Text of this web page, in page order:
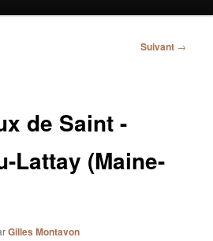
Suivant →
de Saint -
Lattay (Maine-
Gilles Montavon